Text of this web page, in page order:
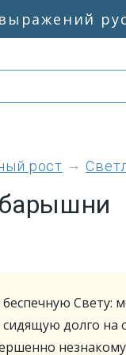
рост
Свету:
сидящую долго